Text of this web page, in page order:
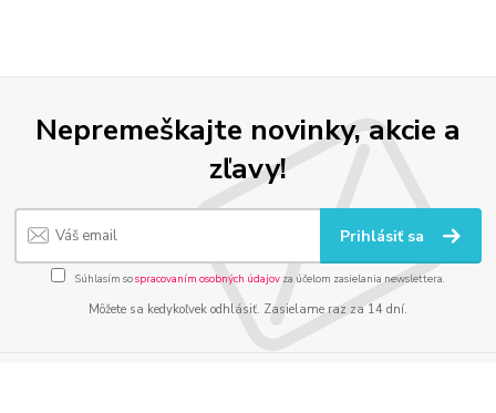
Nepremeškajte novinky, akcie a
zľavy!
Prihlásiť sa
Súhlasím sospracovaním osobných údajov za účelom zasielania newslettera.
Môžete sa kedykoľvek odhlásiť. Zasielame raz za 14 dní.